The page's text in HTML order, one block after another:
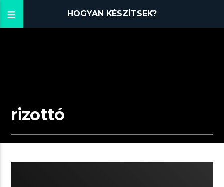
HOGYAN KÉSZÍTSEK?
rizottó